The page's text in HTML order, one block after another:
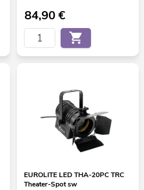
84,90€
EUROLITE LED THA-20PC TRC
Theater-Spot sw